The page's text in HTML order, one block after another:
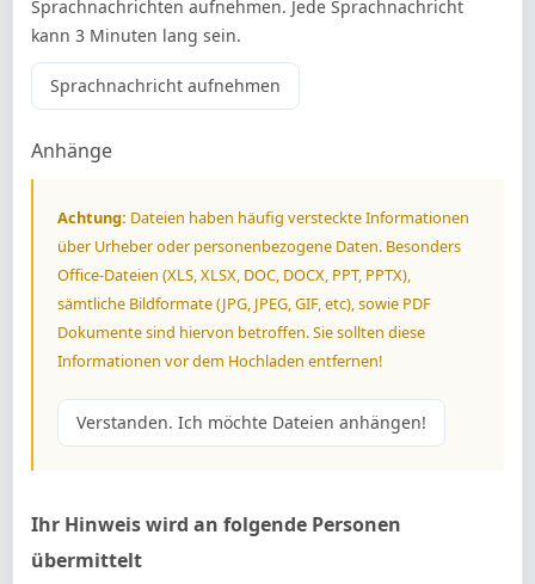
Sprachnachrichten aufnehmen. Jede Sprachnachricht
kann 3 Minuten lang sein.
Sprachnachricht aufnehmen
Anhänge
Achtung: Dateien haben häufig versteckte Informationen
über Urheber oder personenbezogene Daten. Besonders
Office-Dateien (XLS, XLSX, DOC, DOCX, PPT, PPTX),
sämtliche Bildformate (JPG, JPEG, GIF, etc), sowie PDF
Dokumente sind hiervon betroffen. Sie sollten diese
Informationen vor dem Hochladen entfernen!
Verstanden. Ich möchte Dateien anhängen!
Ihr Hinweis wird an folgende Personen
übermittelt